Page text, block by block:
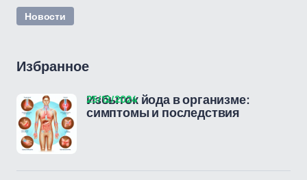
Новости
Избранное
Избыток йода в организме:
симптомы и последствия
25/12/2024